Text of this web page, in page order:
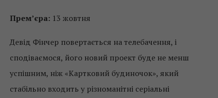
Прем’єра: 13 жовтня
Девід Фінчер повертається на телебачення, і
сподіваємося, його новий проект буде не менш
успішним, ніж «Картковий будиночок», який
стабільно входить у різноманітні серіальні